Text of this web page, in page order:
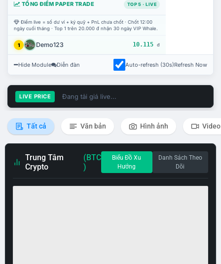
TỔNG ĐIỂM PAPER TRADE TOP 5 · LIVE
Điểm live = số dư ví + ký quỹ + PnL chưa chốt · Chốt 12:00
ngày cuối tháng · Top 1 trên 20.000 đ nhận 30 ngày VIP Whale.
1 Demo123 10.115 đ
Hide Module Diễn đàn Auto-refresh (30s)Refresh Now
LIVE PRICE Đang tải giá live...
Tất cả Văn bản Hình ảnh Video
Trung Tâm
Crypto
(BTC
)
Biểu Đồ Xu
Hướng
Danh Sách Theo
Dõi